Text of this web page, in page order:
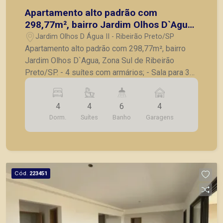
Apartamento alto padrão com
298,77m², bairro Jardim Olhos D`Agua,
Zona Sul de Ribeirão Preto/SP.
Jardim Olhos D Água II - Ribeirão Preto/SP
Apartamento alto padrão com 298,77m², bairro
Jardim Olhos D`Agua, Zona Sul de Ribeirão
Preto/SP. - 4 suítes com armários; - Sala para 3
ambientes; - Sacada gourmet; - Elevador
privativo; - Cozinha completa em armários; -
Despensa; - Área de serviço com armários; -
Roupeiro; - Medidor de energia e água
individuais; - 4 vagas de garagens. A Piramid tem
imóveis prontos, usados ou mesmo nos
principais lançamentos da cidade de Ribeirão
Preto.
4
Dorm.
4
Suítes
6
Banho
4
Garagens
Cód. 223451